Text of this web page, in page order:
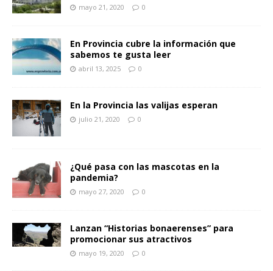
mayo 21, 2020 0
En Provincia cubre la información que
sabemos te gusta leer
abril 13, 2025 0
En la Provincia las valijas esperan
julio 21, 2020 0
¿Qué pasa con las mascotas en la
pandemia?
mayo 27, 2020 0
Lanzan “Historias bonaerenses” para
promocionar sus atractivos
mayo 19, 2020 0